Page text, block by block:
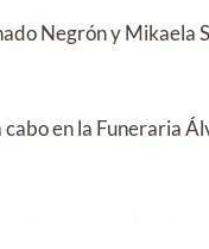
Negrón y Mikaela
en la Funeraria